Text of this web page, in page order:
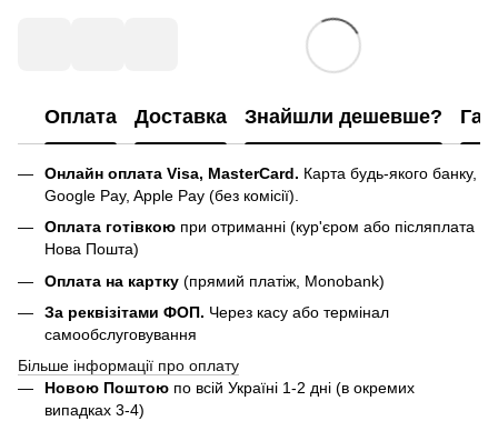
Оплата Доставка Знайшли дешевше?
Онлайн оплата Visa, MasterCard. Карта будь-якого банку,
Google Pay, Apple Pay (без комісії).
Оплата готівкою при отриманні (кур'єром або післяплата
Нова Пошта)
Оплата на картку (прямий платіж, Monobank)
За реквізітами ФОП. Через касу або термінал
самообслуговування
Більше інформації про оплату
Новою Поштою по всій Україні 1-2 дні (в окремих
випадках 3-4)